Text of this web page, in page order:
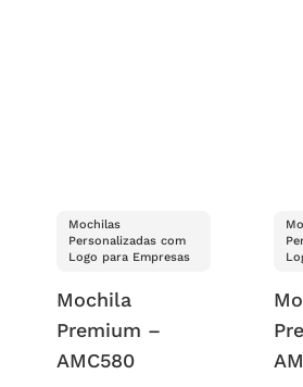
Mochilas
Personalizadas com
Logo para Empresas
Mochila
Premium –
AMC580